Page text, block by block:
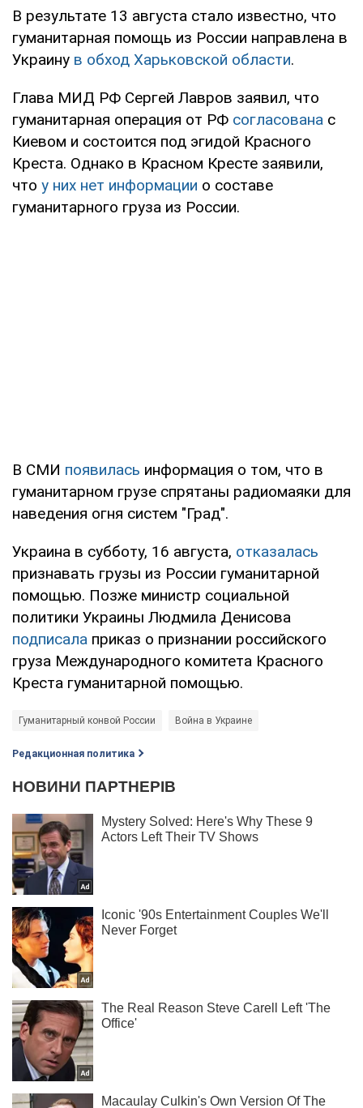
В результате 13 августа стало известно, что
гуманитарная помощь из России направлена в
Украину в обход Харьковской области.
Глава МИД РФ Сергей Лавров заявил, что
гуманитарная операция от РФ согласована с
Киевом и состоится под эгидой Красного
Креста. Однако в Красном Кресте заявили,
что у них нет информации о составе
гуманитарного груза из России.
В СМИ появилась информация о том, что в
гуманитарном грузе спрятаны радиомаяки для
наведения огня систем "Град".
Украина в субботу, 16 августа, отказалась
признавать грузы из России гуманитарной
помощью. Позже министр социальной
политики Украины Людмила Денисова
подписала приказ о признании российского
груза Международного комитета Красного
Креста гуманитарной помощью.
Гуманитарный конвой России Война в Украине
Редакционная политика